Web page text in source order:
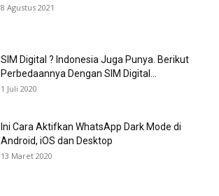
8 Agustus 2021
SIM Digital ? Indonesia Juga Punya. Berikut
Perbedaannya Dengan SIM Digital...
1 Juli 2020
Ini Cara Aktifkan WhatsApp Dark Mode di
Android, iOS dan Desktop
13 Maret 2020